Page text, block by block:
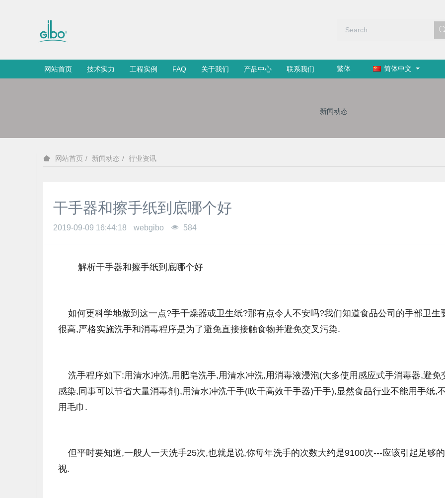
网站首页 技术实力 工程实例 FAQ 关于我们 产品中心 联系我们 繁体 简体中文
新闻动态
网站首页 新闻动态 行业资讯
干手器和擦手纸到底哪个好
2019-09-09 16:44:18 webgibo 584
解析干手器和擦手纸到底哪个好
如何更科学地做到这一点?手干燥器或卫生纸?那有点令人不安吗?我们知道食品公司的手部卫生
很高,严格实施洗手和消毒程序是为了避免直接接触食物并避免交叉污染.
洗手程序如下:用清水冲洗,用肥皂洗手,用清水冲洗,用消毒液浸泡(大多使用感应式手消毒器,避免
感染,同事可以节省大量消毒剂),用清水冲洗干手(吹干高效干手器)干手),显然食品行业不能用手纸,
用毛巾.
但平时要知道,一般人一天洗手25次,也就是说,你每年洗手的次数大约是9100次---应该引起足够
视.